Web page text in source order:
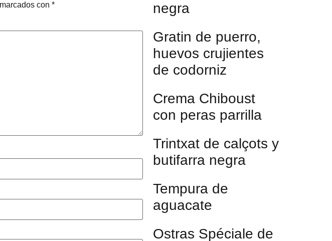
con *
negra
Gratin de puerro,
huevos crujientes
de codorniz
Crema Chiboust
con peras parrilla
Trintxat de calçots y
butifarra negra
Tempura de
aguacate
Ostras Spéciale de